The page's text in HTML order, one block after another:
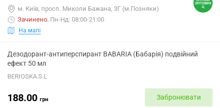
м. Київ, просп. Миколи Бажана, 3Г (м.Позняки)
Зачинено. Пн-Нд: 08:00-21:00
На мапі
Дезодорант-антиперспирант BABARIA (Бабарія) подвійний
ефект 50 мл
BERIOSKA.S.L
188.00 грн Забронювати